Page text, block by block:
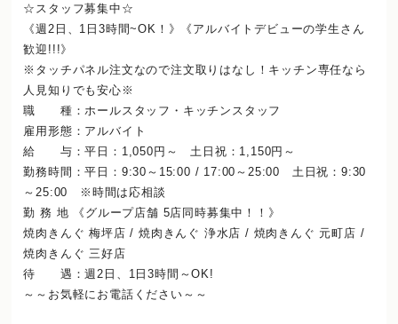
☆スタッフ募集中☆
《週2日、1日3時間~OK！》《アルバイトデビューの学生さん
歓迎!!!》
※タッチパネル注文なので注文取りはなし！キッチン専任なら
人見知りでも安心※
職 種：ホールスタッフ・キッチンスタッフ
雇用形態：アルバイト
給 与：平日：1,050円～ 土日祝：1,150円～
勤務時間：平日：9:30～15:00 / 17:00～25:00 土日祝：9:30
～25:00 ※時間は応相談
勤 務 地 《グループ店舗 5店同時募集中！！》
焼肉きんぐ 梅坪店 / 焼肉きんぐ 浄水店 / 焼肉きんぐ 元町店 /
焼肉きんぐ 三好店
待 遇：週2日、1日3時間～OK!
～～お気軽にお電話ください～～